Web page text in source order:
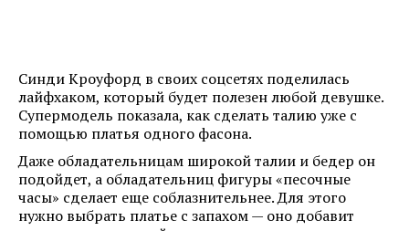
Синди Кроуфорд в своих соцсетях поделилась
лайфхаком, который будет полезен любой девушке.
Супермодель показала, как сделать талию уже с
помощью платья одного фасона.
Даже обладательницам широкой талии и бедер он
подойдет, а обладательниц фигуры «песочные
часы» сделает еще соблазнительнее. Для этого
нужно выбрать платье с запахом — оно добавит